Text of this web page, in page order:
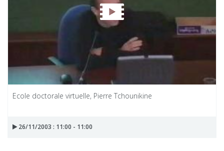
Ecole doctorale virtuelle, Pierre Tchounikine
26/11/2003 : 11:00 - 11:00